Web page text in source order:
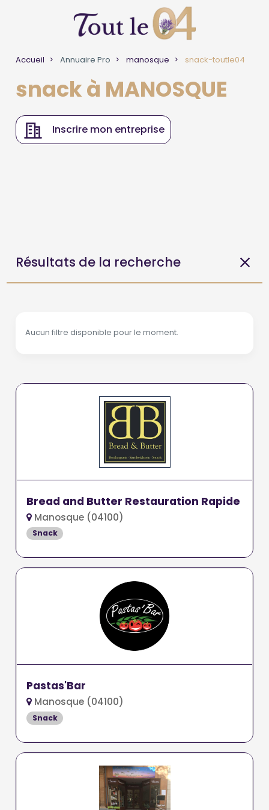
Accueil Annuaire Pro manosque snack-toutle04
snack à MANOSQUE
Inscrire mon entreprise
Résultats de la recherche
Aucun filtre disponible pour le moment.
Bread and Butter Restauration Rapide
Manosque (04100)
Snack
Pastas'Bar
Manosque (04100)
Snack